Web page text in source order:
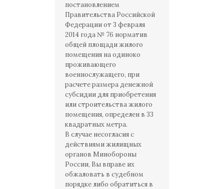
постановлением
Правительства Российской
Федерации от 3 февраля
2014 года № 76 норматив
общей площади жилого
помещения на одиноко
проживающего
военнослужащего, при
расчете размера денежной
субсидии для приобретения
или строительства жилого
помещения, определен в 33
квадратных метра.
В случае несогласия с
действиями жилищных
органов Минобороны
России, Вы вправе их
обжаловать в судебном
порядке либо обратиться в